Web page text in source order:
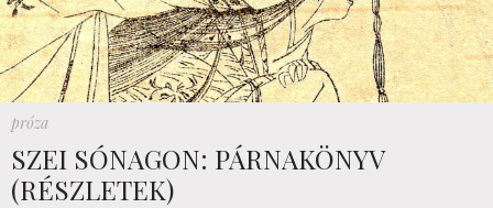
próza
SZEI SÓNAGON: PÁRNAKÖNYV
(RÉSZLETEK)